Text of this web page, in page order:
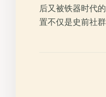
后又被铁器时代
置不仅是史前社